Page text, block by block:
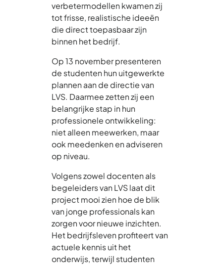
verbetermodellen kwamen zij
tot frisse, realistische ideeën
die direct toepasbaar zijn
binnen het bedrijf.
Op 13 november presenteren
de studenten hun uitgewerkte
plannen aan de directie van
LVS. Daarmee zetten zij een
belangrijke stap in hun
professionele ontwikkeling:
niet alleen meewerken, maar
ook meedenken en adviseren
op niveau.
Volgens zowel docenten als
begeleiders van LVS laat dit
project mooi zien hoe de blik
van jonge professionals kan
zorgen voor nieuwe inzichten.
Het bedrijfsleven profiteert van
actuele kennis uit het
onderwijs, terwijl studenten